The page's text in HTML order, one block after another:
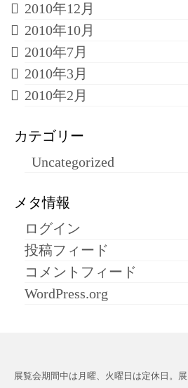
2010年12月
2010年10月
2010年7月
2010年3月
2010年2月
カテゴリー
Uncategorized
メタ情報
ログイン
投稿フィード
コメントフィード
WordPress.org
展覧会期間中は月曜、火曜日は定休日。